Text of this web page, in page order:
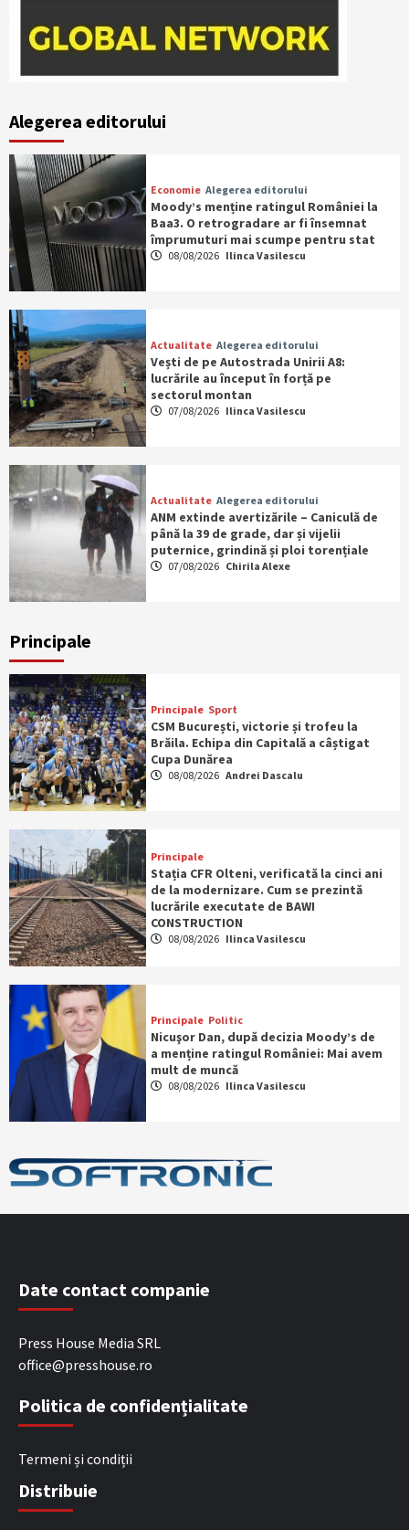
Alegerea editorului
Economie Alegerea editorului
Moody’s menține ratingul României la
Baa3. O retrogradare ar fi însemnat
împrumuturi mai scumpe pentru stat
08/08/2026 Ilinca Vasilescu
Actualitate Alegerea editorului
Vești de pe Autostrada Unirii A8:
lucrările au început în forță pe
sectorul montan
07/08/2026 Ilinca Vasilescu
Actualitate Alegerea editorului
ANM extinde avertizările – Caniculă de
până la 39 de grade, dar și vijelii
puternice, grindină și ploi torențiale
07/08/2026 Chirila Alexe
Principale
Principale Sport
CSM București, victorie și trofeu la
Brăila. Echipa din Capitală a câștigat
Cupa Dunărea
08/08/2026 Andrei Dascalu
Principale
Stația CFR Olteni, verificată la cinci ani
de la modernizare. Cum se prezintă
lucrările executate de BAWI
CONSTRUCTION
08/08/2026 Ilinca Vasilescu
Principale Politic
Nicuşor Dan, după decizia Moody’s de
a menține ratingul României: Mai avem
mult de muncă
08/08/2026 Ilinca Vasilescu
Date contact companie
Press House Media SRL
office@presshouse.ro
Politica de confidențialitate
Termeni și condiții
Distribuie